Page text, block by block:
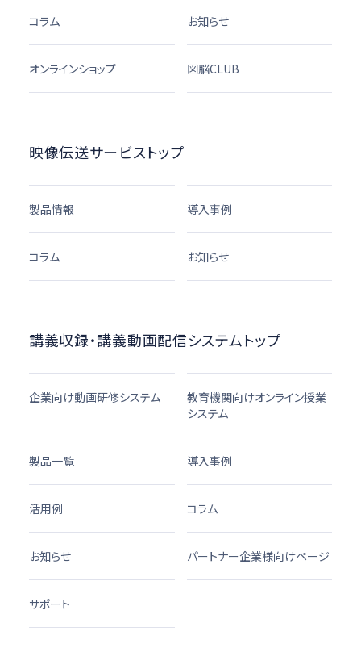
コラム お知らせ
オンラインショップ 図脳CLUB
映像伝送サービストップ
製品情報 導入事例
コラム お知らせ
講義収録・講義動画配信システムトップ
企業向け動画研修システム
教育機関向けオンライン授業
システム
製品一覧 導入事例
活用例 コラム
お知らせ パートナー企業様向けページ
サポート